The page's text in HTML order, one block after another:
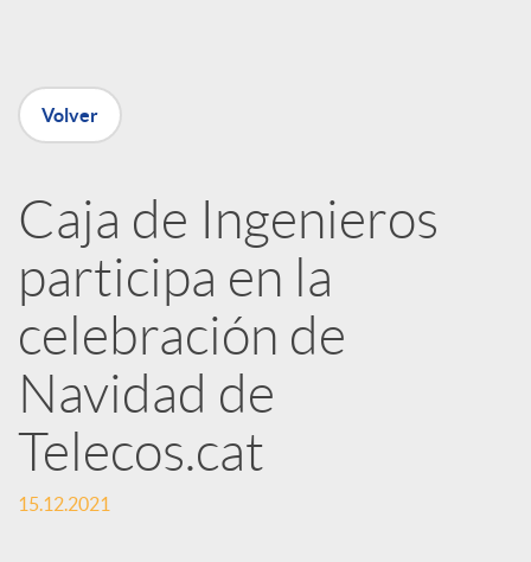
n
R
e
d
e
s
Volver
Caja de Ingenieros
participa en la
celebración de
Navidad de
Telecos.cat
15.12.2021